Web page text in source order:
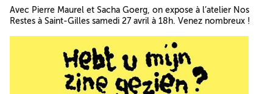
Avec Pierre Maurel et Sacha Goerg, on expose à l’atelier Nos
Restes à Saint-Gilles samedi 27 avril à 18h. Venez nombreux !